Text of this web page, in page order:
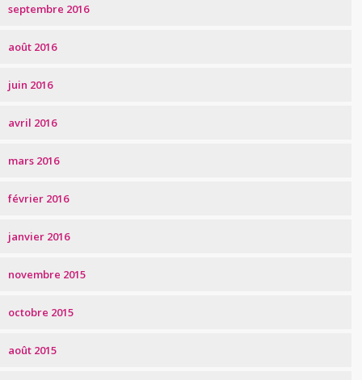
septembre 2016
août 2016
juin 2016
avril 2016
mars 2016
février 2016
janvier 2016
novembre 2015
octobre 2015
août 2015